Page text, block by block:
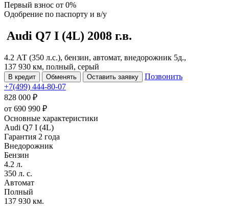
Первый взнос от 0%
Одобрение по паспорту и в/у
Audi Q7 I (4L) 2008 г.в.
4.2 АТ (350 л.с.), бензин, автомат, внедорожник 5д.,
137 930 км, полный, серый
В кредит Обменять Оставить заявку
Позвонить
+7(499) 444-80-07
828 000 ₽
от 690 990 ₽
Основные характеристики
Audi Q7 I (4L)
Гарантия 2 года
Внедорожник
Бензин
4.2 л.
350 л. с.
Автомат
Полный
137 930 км.